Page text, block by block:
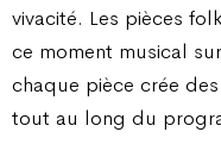
vivacité. Les pièces
ce moment musical
chaque pièce crée
tout au long du